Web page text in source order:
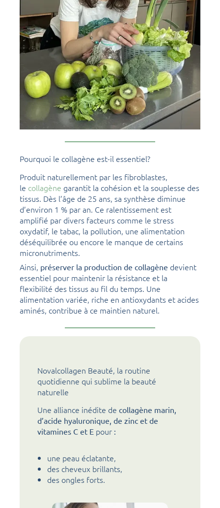
Pourquoi le collagène est-il essentiel?
Produit naturellement par les fibroblastes,
le collagène garantit la cohésion et la souplesse des
tissus. Dès l’âge de 25 ans, sa synthèse diminue
d’environ 1 % par an. Ce ralentissement est
amplifié par divers facteurs comme le stress
oxydatif, le tabac, la pollution, une alimentation
déséquilibrée ou encore le manque de certains
micronutriments.
Ainsi, préserver la production de collagène devient
essentiel pour maintenir la résistance et la
flexibilité des tissus au fil du temps. Une
alimentation variée, riche en antioxydants et acides
aminés, contribue à ce maintien naturel.
Novalcollagen Beauté, la routine
quotidienne qui sublime la beauté
naturelle
Une alliance inédite de collagène marin,
d’acide hyaluronique, de zinc et de
vitamines C et E pour :
une peau éclatante,
des cheveux brillants,
des ongles forts.